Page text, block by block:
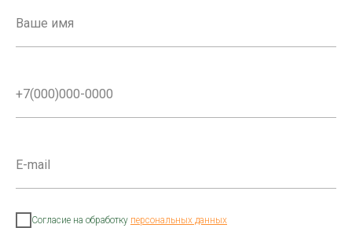
Согласие на обработку персональных данных